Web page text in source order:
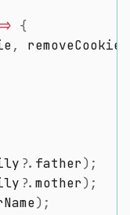
{
, removeCookie
?. father) ;
?. mother) ;
) ;